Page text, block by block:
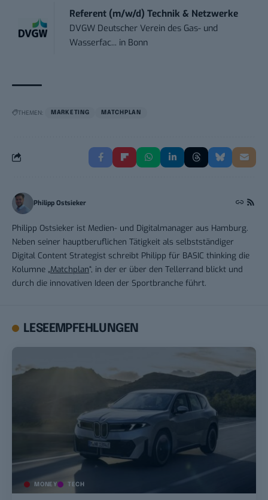
Referent (m/w/d) Technik & Netzwerke
DVGW Deutscher Verein des Gas- und
Wasserfac... in Bonn
THEMEN: MARKETING MATCHPLAN
Philipp Ostsieker
Philipp Ostsieker ist Medien- und Digitalmanager aus Hamburg.
Neben seiner hauptberuflichen Tätigkeit als selbstständiger
Digital Content Strategist schreibt Philipp für BASIC thinking die
Kolumne „Matchplan“, in der er über den Tellerrand blickt und
durch die innovativen Ideen der Sportbranche führt.
LESEEMPFEHLUNGEN
MONEY TECH